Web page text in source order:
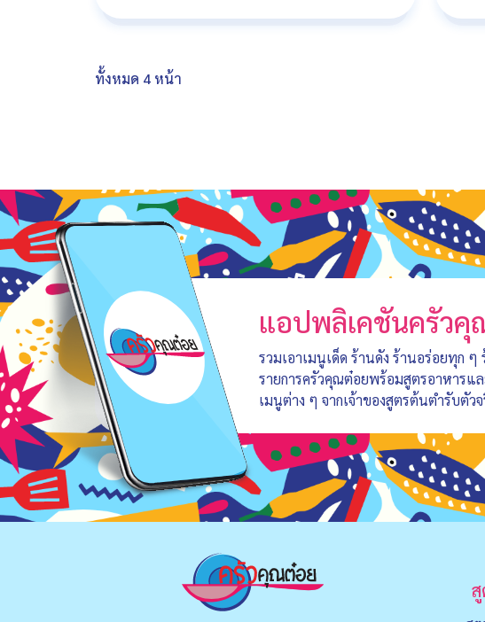
ทั้งหมด 4 หน้า
แอปพลิเคชันครัวคุ
รวมเอาเมนูเด็ด ร้านดัง ร้านอร่อยทุก ๆ
รายการครัวคุณต๋อยพร้อมสูตรอาหารแล
เมนูต่าง ๆ จากเจ้าของสูตรต้นตำรับตัวจ